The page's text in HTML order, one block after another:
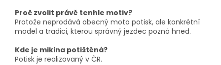
Proč zvolit právě tenhle motiv?
Protože neprodává obecný moto potisk, ale konkrétní
model a tradici, kterou správný jezdec pozná hned.
Kde je mikina potištěná?
Potisk je realizovaný v ČR.